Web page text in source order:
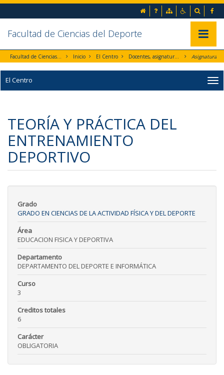
Ir al contenido principal de la página (alt + s)
Ir al pie de la página (alt + p)
Ir al menú principal (alt + u)
inicio Preguntas frecuentes
Mapa web
Facultad de Ciencias del Deporte
Facultad de Ciencias del Deporte Inicio El Centro Docentes, asignaturas y Departamentos Asignaturas
El Centro
TEORÍA Y PRÁCTICA DEL
ENTRENAMIENTO
DEPORTIVO
Grado
GRADO EN CIENCIAS DE LA ACTIVIDAD FÍSICA Y DEL DEPORTE
Área
EDUCACION FISICA Y DEPORTIVA
Departamento
DEPARTAMENTO DEL DEPORTE E INFORMÁTICA
Curso
3
Creditos totales
6
Carácter
OBLIGATORIA